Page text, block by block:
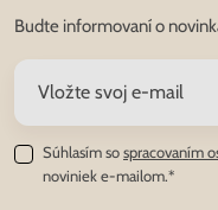
Budte informovaní o
Súhlasím sospracovaním
noviniek e-mailom.*